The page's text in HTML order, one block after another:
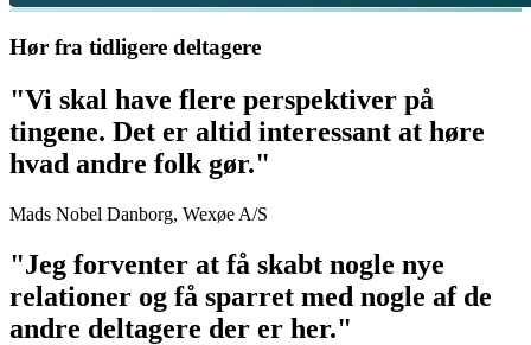
Hør fra tidligere deltagere
"Vi skal have flere perspektiver på
tingene. Det er altid interessant at høre
hvad andre folk gør."
Mads Nobel Danborg, Wexøe A/S
"Jeg forventer at få skabt nogle nye
relationer og få sparret med nogle af de
andre deltagere der er her."